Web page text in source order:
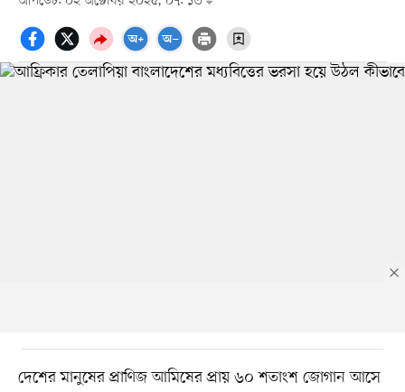
দেশের মানুষের প্রাণিজ আমিষের প্রায় ৬০ শতাংশ জোগান আসে